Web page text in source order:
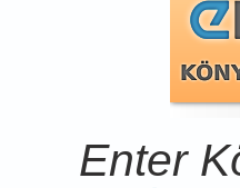
Enter